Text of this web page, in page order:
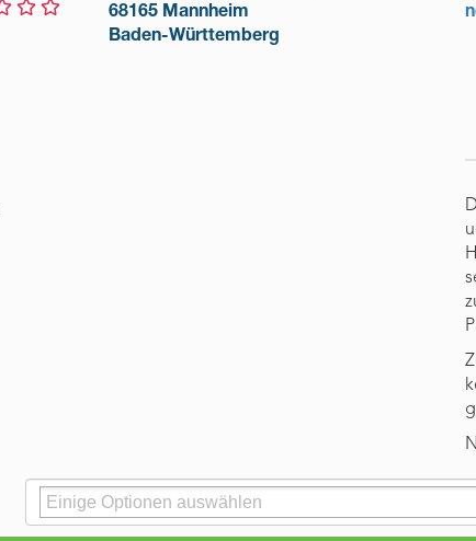
68165 Mannheim
Baden-Württemberg